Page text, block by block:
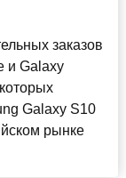
заказов
и Galaxy
Galaxy S10
рынке